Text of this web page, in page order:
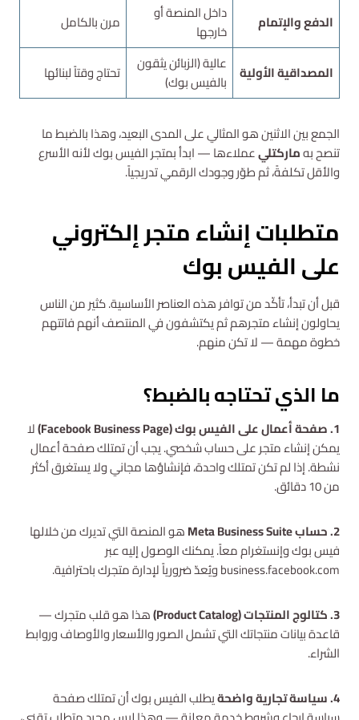
الدفع والإتمام
داخل المنصة أو
خارجها
مرن بالكامل
المصداقية الأولية عالية (الزبائن يثقون
بالفيس بوك)
تحتاج وقتاً لبنائها
الجمع بين الاثنين هو المثالي على المدى البعيد، وهذا بالضبط ما
تنصح بهماركتليعملاءها — ابدأ بمتجر الفيس بوك لأنه الأسرع
والأقل تكلفةً، ثم طوّر وجودك الرقمي تدريجياً.
متطلبات إنشاء متجر إلكتروني
على الفيس بوك
قبل أن تبدأ، تأكّد من توافر هذه العناصر الأساسية. كثير من الناس
يحاولون إنشاء متجرهم ثم يكتشفون في المنتصف أنهم فاتتهم
خطوة مهمة — لا تكن منهم.
ما الذي تحتاجه بالضبط؟
1. صفحة أعمال على الفيس بوك (Facebook Business Page)
لا
يمكن إنشاء متجر على حساب شخصي. يجب أن تمتلك صفحة أعمال
نشطة. إذا لم تكن تمتلك واحدة، فإنشاؤها مجاني ولا يستغرق أكثر
من 10 دقائق.
2. حساب Meta Business Suite
هو المنصة التي تديرك من خلالها
فيس بوك وإنستغرام معاً. يمكنك الوصول إليه عبر
business.facebook.com ويُعدّ ضرورياً لإدارة متجرك باحترافية.
3. كتالوج المنتجات (Product Catalog)
هذا هو قلب متجرك —
قاعدة بيانات منتجاتك التي تشمل الصور والأسعار والأوصاف وروابط
الشراء.
4. سياسة تجارية واضحة
يطلب الفيس بوك أن تمتلك صفحة